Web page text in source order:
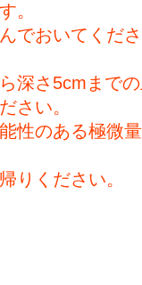
。
でおいてくだ
深さ5cmまで
さい。
性のある極微
りください。